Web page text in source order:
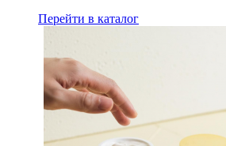
Перейти в каталог